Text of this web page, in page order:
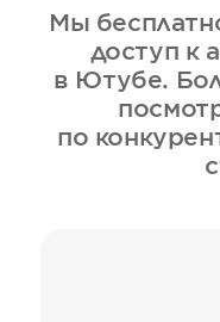
Мы
доступ к
в Ютубе.
по